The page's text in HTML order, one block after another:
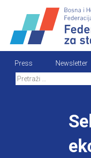
content
Press Newsletter